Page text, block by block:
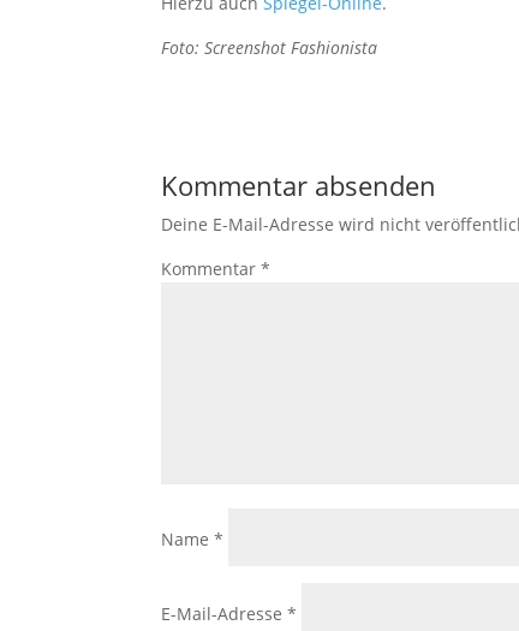
Foto: Screenshot Fashionista
Kommentar absenden
Deine E-Mail-Adresse wird nicht
Kommentar*
Name*
E-Mail-Adresse*